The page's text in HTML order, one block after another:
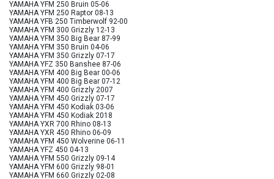
YAMAHA YFM 250 Bruin 05-06
YAMAHA YFM 250 Raptor 08-13
YAMAHA YFB 250 Timberwolf 92-00
YAMAHA YFM 300 Grizzly 12-13
YAMAHA YFM 350 Big Bear 87-99
YAMAHA YFM 350 Bruin 04-06
YAMAHA YFM 350 Grizzly 07-17
YAMAHA YFZ 350 Banshee 87-06
YAMAHA YFM 400 Big Bear 00-06
YAMAHA YFM 400 Big Bear 07-12
YAMAHA YFM 400 Grizzly 2007
YAMAHA YFM 450 Grizzly 07-17
YAMAHA YFM 450 Kodiak 03-06
YAMAHA YFM 450 Kodiak 2018
YAMAHA YXR 700 Rhino 08-13
YAMAHA YXR 450 Rhino 06-09
YAMAHA YFM 450 Wolverine 06-11
YAMAHA YFZ 450 04-13
YAMAHA YFM 550 Grizzly 09-14
YAMAHA YFM 600 Grizzly 98-01
YAMAHA YFM 660 Grizzly 02-08